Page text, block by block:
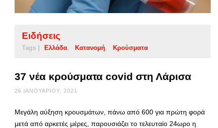
Ειδήσεις
Tags | Ελλάδα Κατανομή Κρούσματα
37 νέα κρούσματα covid στη Λάρισα
26 ΙΑΝΟΥΑΡΊΟΥ, 2021
Μεγάλη αύξηση κρουσμάτων, πάνω από 600 για πρώτη φορά
μετά από αρκετές μέρες, παρουσιάζει το τελευταίο 24ωρο η